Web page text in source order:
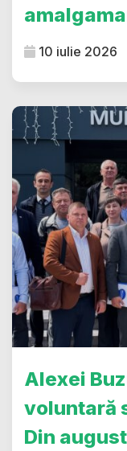
10 iulie 2026
Alexei
voluntară
Din